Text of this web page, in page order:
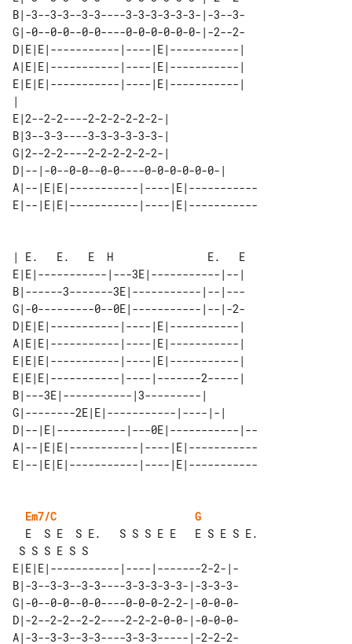
B|-3--3-3--3-3----3-3-3-3-3-3-|-3--3-
G|-0--0-0--0-0----0-0-0-0-0-0-|-2--2-
D|E|E|-----------|----|E|-----------|
A|E|E|-----------|----|E|-----------|
E|E|E|-----------|----|E|-----------|
|
E|2--2-2----2-2-2-2-2-2-|
B|3--3-3----3-3-3-3-3-3-|
G|2--2-2----2-2-2-2-2-2-|
D|--|-0--0-0--0-0----0-0-0-0-0-0-|
A|--|E|E|-----------|----|E|-----------
E|--|E|E|-----------|----|E|-----------
| E.   E.   E  H               E.   E
E|E|-----------|---3E|-----------|--|
B|------3-------3E|-----------|--|---
G|-0---------0--0E|-----------|--|-2-
D|E|E|-----------|----|E|-----------|
A|E|E|-----------|----|E|-----------|
E|E|E|-----------|----|E|-----------|
E|E|E|-----------|----|-------2-----|
B|---3E|-----------|3---------|
G|--------2E|E|-----------|----|-|
D|--|E|-----------|---0E|-----------|--
A|--|E|E|-----------|----|E|-----------
Em7/C
G
E|E|E|-----------|----|-------2-2-|-
B|-3--3-3--3-3----3-3-3-3-3-|-3-3-3-
G|-0--0-0--0-0----0-0-0-2-2-|-0-0-0-
D|-2--2-2--2-2----2-2-2-0-0-|-0-0-0-
A|-3--3-3--3-3----3-3-3-----|-2-2-2-